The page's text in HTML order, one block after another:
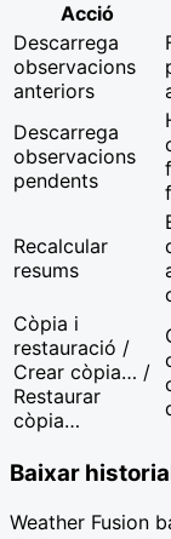
Acció
Descarrega
observacions
anteriors
Descarrega
observacions
pendents
Recalcular
resums
Còpia i
restauració /
Crear còpia… /
Restaurar
còpia…
Baixar
Weather Fusion